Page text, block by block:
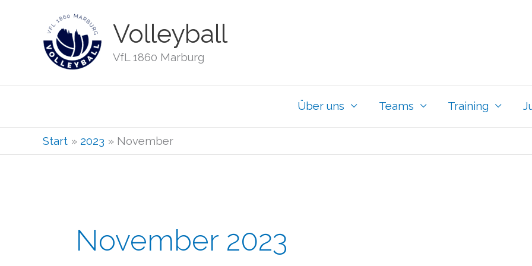
springen
Volleyball
VfL 1860 Marburg
Über uns Teams Training
Start 2023 November
November 2023